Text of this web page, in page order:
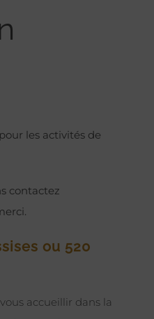
les activités de
contactez
ou 520
accueillir dans la